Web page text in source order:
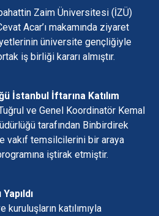
Zaim Üniversitesi (İZÜ)
Acar’ı makamında ziyaret
üniversite gençliğiyle
iş birliği kararı almıştır.
İstanbul İftarına Katılım
ve Genel Koordinatör Kemal
tarafından Binbirdirek
vakıf temsilcilerini bir araya
iştirak etmiştir.
kuruluşların katılımıyla